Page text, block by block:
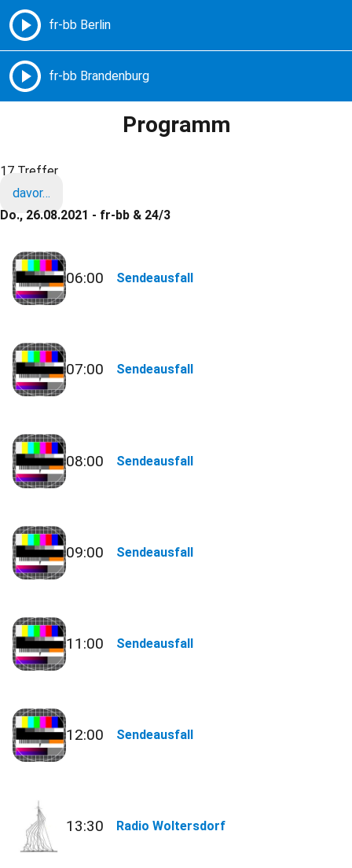
Freie Radios – Berlin Brandenburg
Programm
17 Treffer
davor…
Do., 26.08.2021 - fr-bb & 24/3
06:00 Sendeausfall
07:00 Sendeausfall
08:00 Sendeausfall
09:00 Sendeausfall
11:00 Sendeausfall
12:00 Sendeausfall
13:30 Radio Woltersdorf